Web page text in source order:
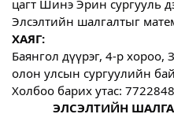
цагт Шинэ Эрин сургууль
Элсэлтийн шалгалтыг
ХАЯГ:
Баянгол дүүрэг, 4-р
олон улсын сургуулийн
Холбоо барих утас:
ЭЛСЭЛТИЙН